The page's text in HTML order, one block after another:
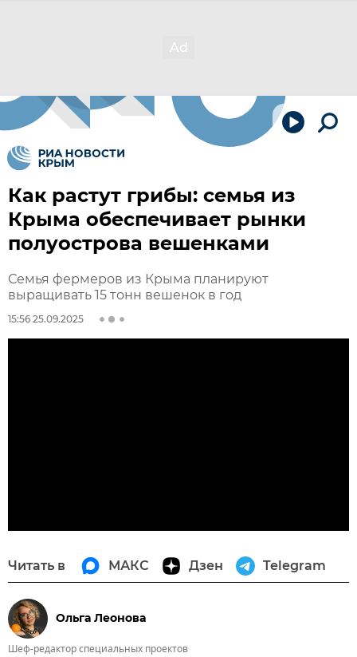
Как растут грибы: семья из
Крыма обеспечивает рынки
полуострова вешенками
Семья фермеров из Крыма планируют
выращивать 15 тонн вешенок в год
15:56 25.09.2025
Читать в МАКС Дзен Telegram
Ольга Леонова
Шеф-редактор специальных проектов